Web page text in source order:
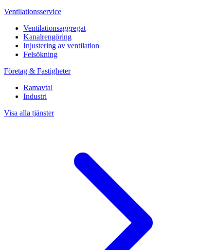
Ventilationsservice
Ventilationsaggregat
Kanalrengöring
Injustering av ventilation
Felsökning
Företag & Fastigheter
Ramavtal
Industri
Visa alla tjänster